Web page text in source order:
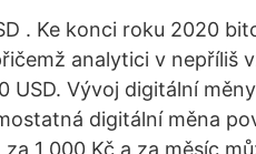
. Ke konci roku 2020
analytici v nepříliš
USD. Vývoj digitální
digitální měna
1 000 Kč a za měsíc